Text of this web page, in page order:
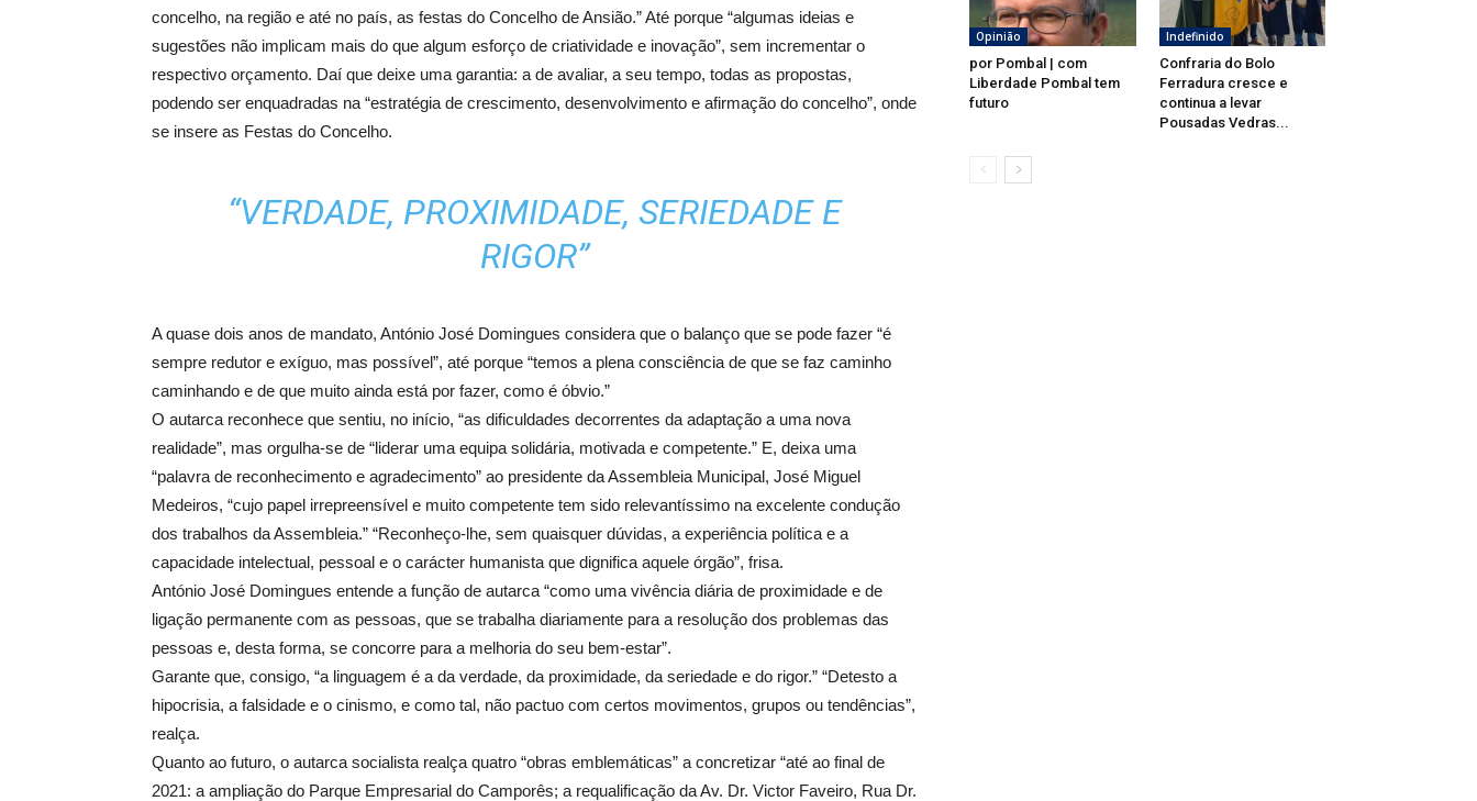
concelho, na região e até no país, as festas do Concelho de Ansião.” Até porque “algumas ideias e
sugestões não implicam mais do que algum esforço de criatividade e inovação”, sem incrementar o
respectivo orçamento. Daí que deixe uma garantia: a de avaliar, a seu tempo, todas as propostas,
podendo ser enquadradas na “estratégia de crescimento, desenvolvimento e afirmação do concelho”, onde
se insere as Festas do Concelho.
“VERDADE, PROXIMIDADE, SERIEDADE E
RIGOR”
A quase dois anos de mandato, António José Domingues considera que o balanço que se pode fazer “é
sempre redutor e exíguo, mas possível”, até porque “temos a plena consciência de que se faz caminho
caminhando e de que muito ainda está por fazer, como é óbvio.”
O autarca reconhece que sentiu, no início, “as dificuldades decorrentes da adaptação a uma nova
realidade”, mas orgulha-se de “liderar uma equipa solidária, motivada e competente.” E, deixa uma
“palavra de reconhecimento e agradecimento” ao presidente da Assembleia Municipal, José Miguel
Medeiros, “cujo papel irrepreensível e muito competente tem sido relevantíssimo na excelente condução
dos trabalhos da Assembleia.” “Reconheço-lhe, sem quaisquer dúvidas, a experiência política e a
capacidade intelectual, pessoal e o carácter humanista que dignifica aquele órgão”, frisa.
António José Domingues entende a função de autarca “como uma vivência diária de proximidade e de
ligação permanente com as pessoas, que se trabalha diariamente para a resolução dos problemas das
pessoas e, desta forma, se concorre para a melhoria do seu bem-estar”.
Garante que, consigo, “a linguagem é a da verdade, da proximidade, da seriedade e do rigor.” “Detesto a
hipocrisia, a falsidade e o cinismo, e como tal, não pactuo com certos movimentos, grupos ou tendências”,
realça.
Quanto ao futuro, o autarca socialista realça quatro “obras emblemáticas” a concretizar “até ao final de
2021: a ampliação do Parque Empresarial do Camporês; a requalificação da Av. Dr. Victor Faveiro, Rua Dr.
Opinião
por Pombal | com
Liberdade Pombal tem
futuro
Indefinido
Confraria do Bolo
Ferradura cresce e
continua a levar
Pousadas Vedras...